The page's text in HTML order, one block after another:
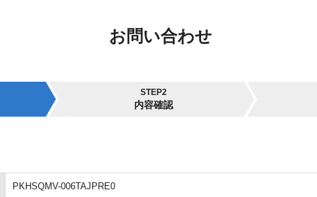
お問い合わせ
STEP2
内容確認
PKHSQMV-006TAJPRE0